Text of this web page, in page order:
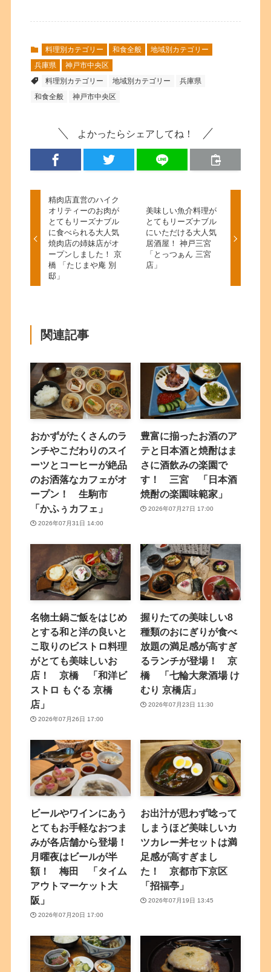
料理別カテゴリー 和食全般
地域別カテゴリー
兵庫県
神戸市中央区
料理別カテゴリー
地域別カテゴリー
兵庫県
和食全般
神戸市中央区
よかったらシェアしてね！
精肉店直営のハイク
オリティーのお肉が
とてもリーズナブル
に食べられる大人気
焼肉店の姉妹店がオ
ープンしました！ 京
橋 「たじまや庵 別
邸」
美味しい魚介料理が
とてもリーズナブル
にいただける大人気
居酒屋！ 神戸三宮
「とっつぁん 三宮
店」
関連記事
おかずがたくさんのラ
ンチやこだわりのスイ
ーツとコーヒーが絶品
のお洒落なカフェがオ
ープン！ 生駒市
「かふぅカフェ」
2026年07月31日 14:00
豊富に揃ったお酒のア
テと日本酒と焼酎はま
さに酒飲みの楽園で
す！ 三宮 「日本酒
焼酎の楽園味範家」
2026年07月27日 17:00
名物土鍋ご飯をはじめ
とする和と洋の良いと
こ取りのビストロ料理
がとても美味しいお
店！ 京橋 「和洋ビ
ストロ もぐる 京橋
店」
2026年07月26日 17:00
握りたての美味しい8
種類のおにぎりが食べ
放題の満足感が高すぎ
るランチが登場！ 京
橋 「七輪大衆酒場 け
むり 京橋店」
2026年07月23日 11:30
ビールやワインにあう
とてもお手軽なおつま
みが各店舗から登場！
月曜夜はビールが半
額！ 梅田 「タイム
アウトマーケット大
阪」
2026年07月20日 17:00
お出汁が思わず唸って
しまうほど美味しいカ
ツカレー丼セットは満
足感が高すぎまし
た！ 京都市下京区
「招福亭」
2026年07月19日 13:45